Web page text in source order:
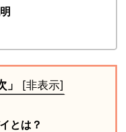
[非表示]
とは？